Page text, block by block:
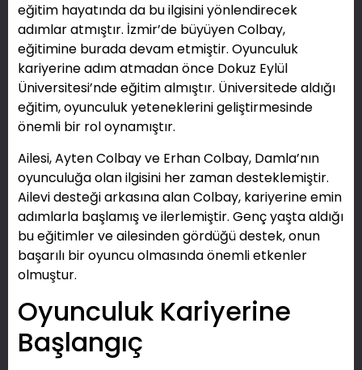
eğitim hayatında da bu ilgisini yönlendirecek
adımlar atmıştır. İzmir’de büyüyen Colbay,
eğitimine burada devam etmiştir. Oyunculuk
kariyerine adım atmadan önce Dokuz Eylül
Üniversitesi’nde eğitim almıştır. Üniversitede aldığı
eğitim, oyunculuk yeteneklerini geliştirmesinde
önemli bir rol oynamıştır.
Ailesi, Ayten Colbay ve Erhan Colbay, Damla’nın
oyunculuğa olan ilgisini her zaman desteklemiştir.
Ailevi desteği arkasına alan Colbay, kariyerine emin
adımlarla başlamış ve ilerlemiştir. Genç yaşta aldığı
bu eğitimler ve ailesinden gördüğü destek, onun
başarılı bir oyuncu olmasında önemli etkenler
olmuştur.
Oyunculuk Kariyerine
Başlangıç